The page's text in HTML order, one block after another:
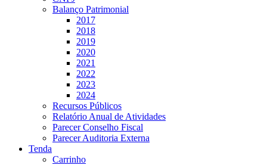
Balanço Patrimonial
2017
2018
2019
2020
2021
2022
2023
2024
Recursos Públicos
Relatório Anual de Atividades
Parecer Conselho Fiscal
Parecer Auditoria Externa
Tenda
Carrinho